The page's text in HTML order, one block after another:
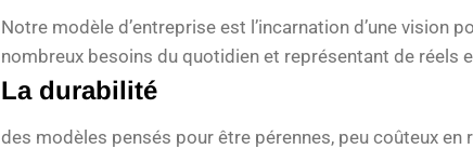
Notre modèle d’entreprise est l’incarnation d’une
nombreux besoins du quotidien et représentant de réels
La durabilité
des modèles pensés pour être pérennes, peu coûteux